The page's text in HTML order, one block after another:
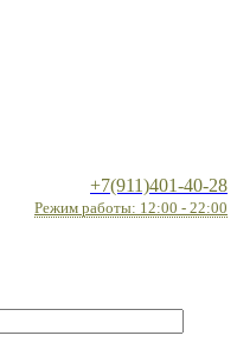
+7(911)401-40-28
Режим работы: 12:00 - 22:00